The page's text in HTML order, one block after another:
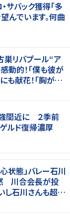
サバック獲得「多
んでいます。何曲
巣リバプール“ア
動的！｢僕も彼が
も献花！｢胸が熱
強間近に ２季前
ルド復帰濃厚
状態」バレー石川
川合会長が投
し石川さんも超格